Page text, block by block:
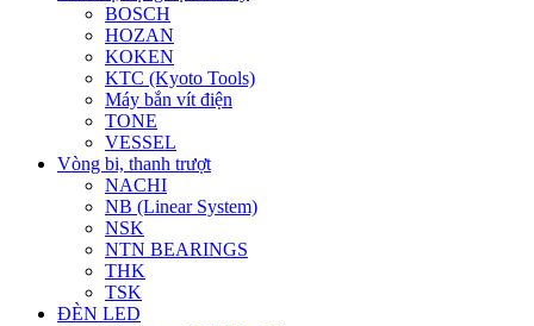
BOSCH
HOZAN
KOKEN
KTC (Kyoto Tools)
Máy bắn vít điện
TONE
VESSEL
Vòng bi, thanh trượt
NACHI
NB (Linear System)
NSK
NTN BEARINGS
THK
TSK
ĐÈN LED